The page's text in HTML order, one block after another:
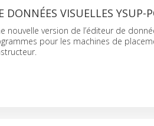
VISUELLES YSUP-
nouvelle version de l’éditeur de
pour les machines de